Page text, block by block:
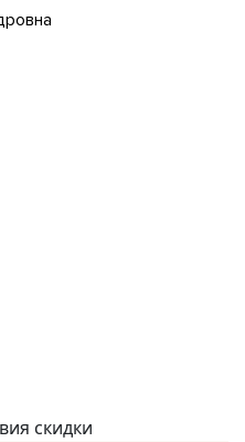
скидки